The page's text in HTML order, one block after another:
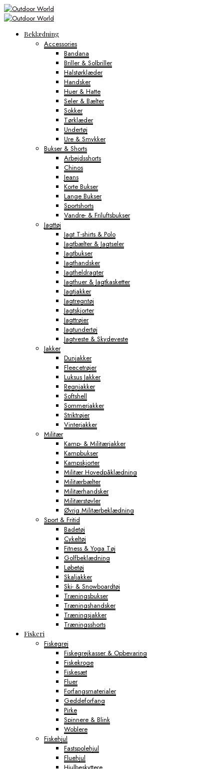
Beklædning
Accessories
Bandana
Briller & Solbriller
Halstørklæder
Handsker
Huer & Hatte
Seler & Bælter
Sokker
Tørklæder
Undertøj
Ure & Smykker
Bukser & Shorts
Arbejdsshorts
Chinos
Jeans
Korte Bukser
Lange Bukser
Sportshorts
Vandre- & Friluftsbukser
Jagttøj
Jagt T-shirts & Polo
Jagtbælter & Jagtseler
Jagtbukser
Jagthandsker
Jagtheldragter
Jagthuer & Jagtkasketter
Jagtjakker
Jagtregntøj
Jagtskjorter
Jagttrøjer
Jagtundertøj
Jagtveste & Skydeveste
Jakker
Dunjakker
Fleecetrøjer
Luksus Jakker
Regnjakker
Softshell
Sommerjakker
Striktrøjer
Vinterjakker
Militær
Kamp- & Militærjakker
Kampbukser
Kampskjorter
Militær Hovedpåklædning
Militærbælter
Militærhandsker
Militærstøvler
Øvrig Militærbeklædning
Sport & Fritid
Badetøj
Cykeltøj
Fitness & Yoga Tøj
Golfbeklædning
Løbetøj
Skaljakker
Ski- & Snowboardtøj
Træningsbukser
Træningshandsker
Træningsjakker
Træningsshorts
Fiskeri
Fiskegrej
Fiskegrejkasser & Opbevaring
Fiskekroge
Fiskesæt
Fluer
Forfangsmaterialer
Geddeforfang
Pirke
Spinnere & Blink
Woblere
Fiskehjul
Fastspolehjul
Fluehjul